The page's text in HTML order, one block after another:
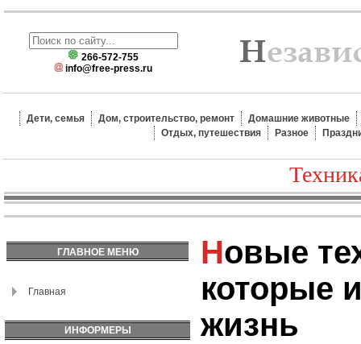
266-572-755
info@free-press.ru
Дети, семья Дом, строительство, ремонт
Домашние животные
Отдых, путешествия
Разное
ГЛАВНОЕ МЕНЮ
Главная
ИНФОРМЕРЫ
Новые технологии,
которые
жизнь